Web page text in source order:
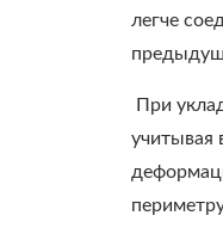
легче
При
учитывая